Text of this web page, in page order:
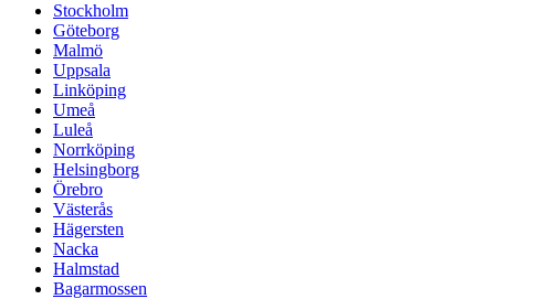
Stockholm
Göteborg
Malmö
Uppsala
Linköping
Umeå
Luleå
Norrköping
Helsingborg
Örebro
Västerås
Hägersten
Nacka
Halmstad
Bagarmossen